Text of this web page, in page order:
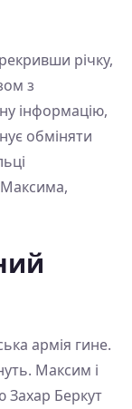
річку,
з
інформацію,
обміняти
армія гине.
Максим і
Беркут